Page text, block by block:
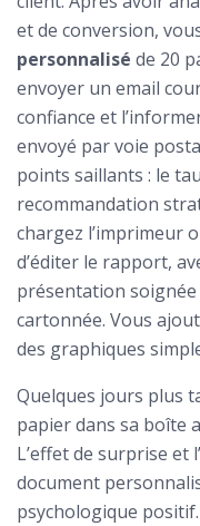
et de conversion,
personnalisé de 20
envoyer un email
confiance et
envoyé par voie
points saillants : le
recommandation
chargez l’imprimeur
d’éditer le rapport,
présentation
cartonnée. Vous
des graphiques
Quelques jours plus
papier dans sa boîte
L’effet de surprise et
document
psychologique